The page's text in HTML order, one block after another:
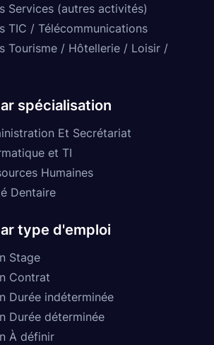
Services (autres activités)
TIC / Télécommunications
Tourisme / Hôtellerie / Loisir /
spécialisation
Et Secrétariat
et TI
Humaines
Dentaire
type d'emploi
Stage
Contrat
Durée indéterminée
Durée déterminée
À définir